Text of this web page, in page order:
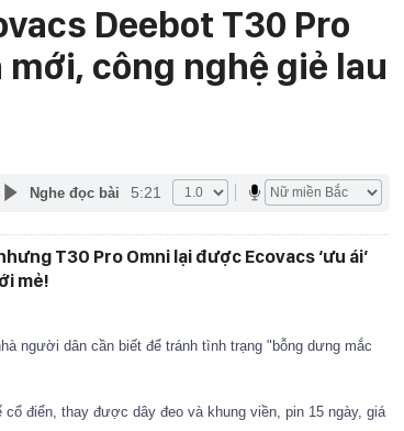
Deebot T30 Pro
công nghệ giẻ lau
Nghe đọc bài 5:21
T30 Pro Omni lại được Ecovacs ‘ưu ái’
mẻ!
người dân cần biết để tránh tình trạng "bỗng dưng mắc
điển, thay được dây đeo và khung viền, pin 15 ngày, giá